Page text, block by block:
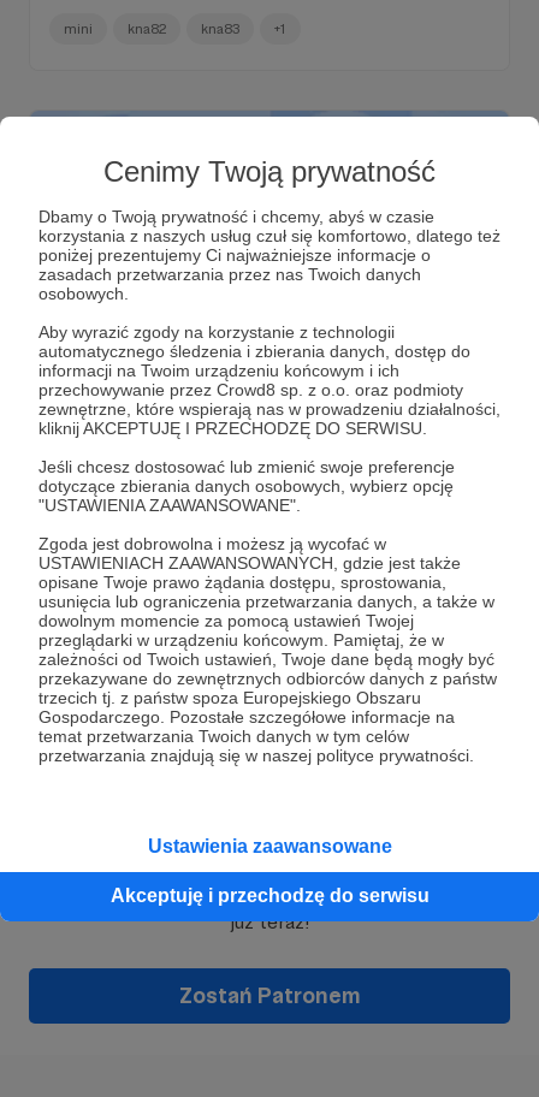
Cenimy Twoją prywatność
Dbamy o Twoją prywatność i chcemy, abyś w czasie
korzystania z naszych usług czuł się komfortowo, dlatego też
poniżej prezentujemy Ci najważniejsze informacje o
zasadach przetwarzania przez nas Twoich danych
osobowych.
Aby wyrazić zgody na korzystanie z technologii
automatycznego śledzenia i zbierania danych, dostęp do
informacji na Twoim urządzeniu końcowym i ich
przechowywanie przez Crowd8 sp. z o.o. oraz podmioty
zewnętrzne, które wspierają nas w prowadzeniu działalności,
kliknij AKCEPTUJĘ I PRZECHODZĘ DO SERWISU.
Jeśli chcesz dostosować lub zmienić swoje preferencje
dotyczące zbierania danych osobowych, wybierz opcję
"USTAWIENIA ZAAWANSOWANE".
Zgoda jest dobrowolna i możesz ją wycofać w
USTAWIENIACH ZAAWANSOWANYCH, gdzie jest także
opisane Twoje prawo żądania dostępu, sprostowania,
usunięcia lub ograniczenia przetwarzania danych, a także w
dowolnym momencie za pomocą ustawień Twojej
przeglądarki w urządzeniu końcowym. Pamiętaj, że w
zależności od Twoich ustawień, Twoje dane będą mogły być
przekazywane do zewnętrznych odbiorców danych z państw
trzecich tj. z państw spoza Europejskiego Obszaru
Gospodarczego. Pozostałe szczegółowe informacje na
temat przetwarzania Twoich danych w tym celów
przetwarzania znajdują się w naszej polityce prywatności.
Ustawienia zaawansowane
Akceptuję i przechodzę do serwisu
mini kna82 kna83 +1
16.01.2020 ● Komentarze: 2
Lekcja 82 i 83 na Quizlet
zestawy do nauki na Quizlet.com
quizlet kna82 kna83 +1
Dołącz do grona Patronów!
Wesprzyj działalność AutoraKwadrans Na Angielski
już teraz!
Zostań Patronem